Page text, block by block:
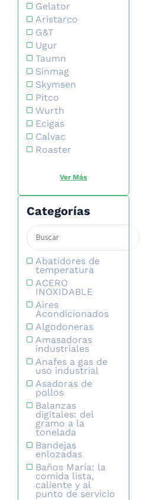
Gelator
Aristarco
G&T
Ugur
Taumn
Sinmag
Skymsen
Pitco
Wurth
Ecigas
Calvac
Roaster
Categorías
Abatidores de
temperatura
ACERO
INOXIDABLE
Aires
Acondicionados
Algodoneras
Amasadoras
industriales
Anafes a gas de
uso industrial
Asadoras de
pollos
Balanzas
digitales: del
gramo a la
tonelada
Bandejas
enlozadas
Baños María: la
comida lista,
caliente y al
punto de servicio